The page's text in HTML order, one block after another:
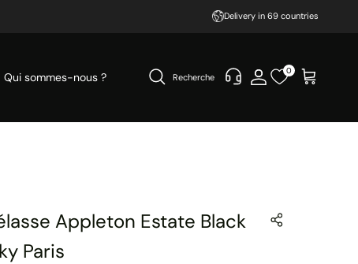
Delivery in 69 countries
Qui sommes-nous ? Recherche
0
Appleton Estate Black
Paris